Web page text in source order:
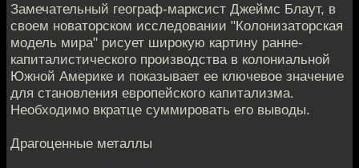
Замечательный географ-марксист Джеймс Блаут, в
своем новаторском исследовании "Колонизаторская
модель мира" рисует широкую картину ранне-
капиталистического производства в колониальной
Южной Америкe и показывает ее ключевое значение
для становления европейского капитализма.
Необходимо вкратце суммировать его выводы.
Драгоценные металлы